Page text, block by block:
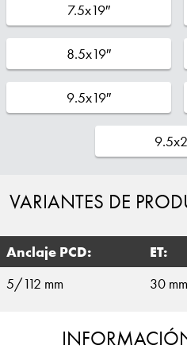
7.5x19″
8.5x19″
9.5x19″
VARIANTES DE
Anclaje PCD: ET:
5/112 mm
30 mm